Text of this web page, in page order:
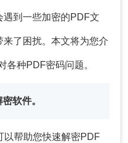
到一些加密的PDF文
了困扰。本文将为您介
各种PDF密码问题。
软件。
以帮助您快速解密PDF